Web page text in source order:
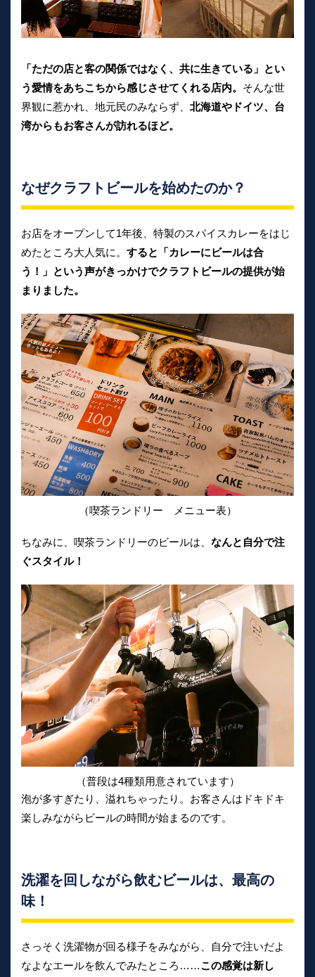
「ただの店と客の関係ではなく、共に生きている」とい
う愛情をあちこちから感じさせてくれる店内。 そんな世
界観に惹かれ、地元民のみならず、 北海道やドイツ、台
湾からもお客さんが訪れるほど。
なぜクラフトビールを始めたのか？
お店をオープンして1年後、特製のスパイスカレーをはじ
めたところ大人気に。 すると「カレーにビールは合
う！」という声がきっかけでクラフトビールの提供が始
まりました。
（喫茶ランドリー メニュー表）
ちなみに、喫茶ランドリーのビールは、 なんと自分で注
ぐスタイル！
（普段は4種類用意されています）
泡が多すぎたり、溢れちゃったり。お客さんはドキドキ
楽しみながらビールの時間が始まるのです。
洗濯を回しながら飲むビールは、最高の
味！
さっそく洗濯物が回る様子をみながら、自分で注いだよ
なよなエールを飲んでみたところ……この感覚は新し